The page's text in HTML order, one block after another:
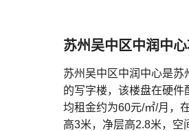
苏州吴中区中润中
苏州吴中区中润中心是
的写字楼，该楼盘在硬
均租金约为60元/㎡/月，
高3米，净层高2.8米，空